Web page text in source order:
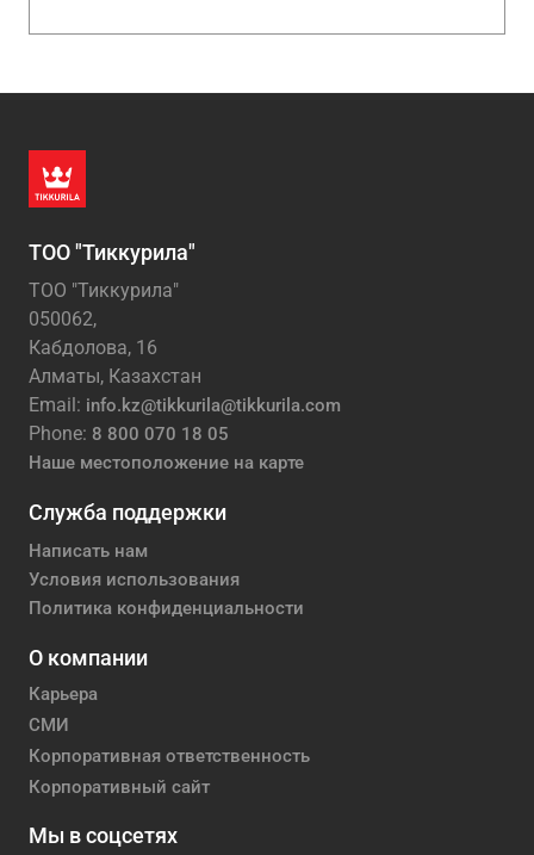
ТОО "Тиккурила"
ТОО "Тиккурила"
050062,
Кабдолова, 16
Алматы, Казахстан
Email: info.kz@tikkurila@tikkurila.com
Phone: 8 800 070 18 05
Наше местоположение на карте
Служба поддержки
Написать нам
Условия использования
Политика конфиденциальности
О компании
Карьера
СМИ
Корпоративная ответственность
Корпоративный сайт
Мы в соцсетях